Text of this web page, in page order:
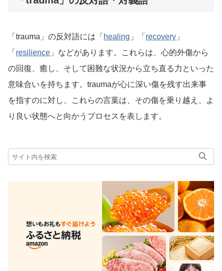
「trauma」の反対語には「 healing 」「 recovery 」
「 resilience 」などがあります。これらは、心的外傷から
の回復、癒し、そして困難な状況から立ち直る力といった
意味合いを持ちます。traumaが心に深い傷を残す出来事
を指すのに対し、これらの言葉は、その傷を乗り越え、よ
り良い状態へと向かうプロセスを表します。